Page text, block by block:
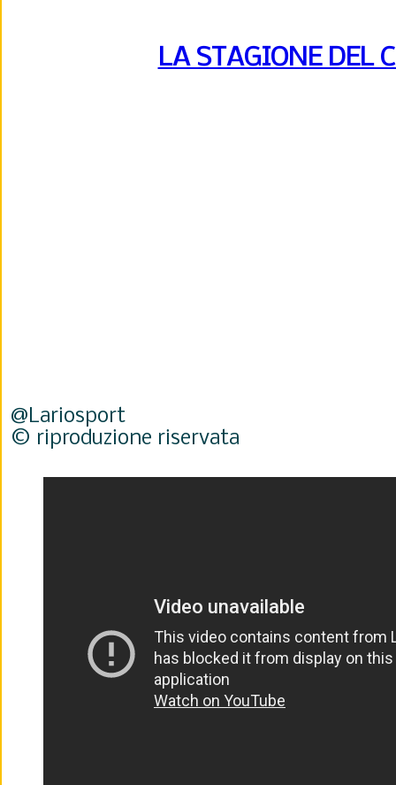
LA STAGIONE DEL
@Lariosport
© riproduzione riservata